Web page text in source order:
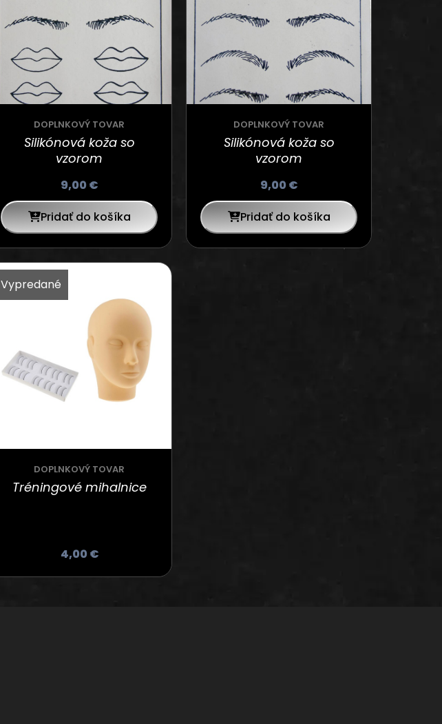
DOPLNKOVÝ TOVAR
Silikónová koža so
vzorom
9,00€
Pridať do košíka
DOPLNKOVÝ TOVAR
Silikónová koža so
vzorom
9,00€
Pridať do košíka
Vypredané
DOPLNKOVÝ TOVAR
Tréningové mihalnice
4,00€